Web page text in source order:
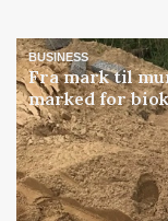
BUSINESS
Fra mark til
marked for